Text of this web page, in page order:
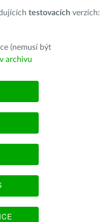
testovacích verzích:
(nemusí být
v archivu